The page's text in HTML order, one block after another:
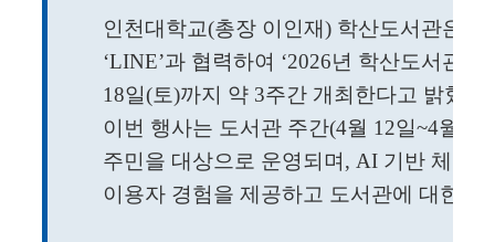
인천대학교(총장 이인재) 학산도서관은
‘LINE’과 협력하여 ‘2026년 학산도서관
18일(토)까지 약 3주간 개최한다고 밝혔다.
이번 행사는 도서관 주간(4월 12일~4월
주민을 대상으로 운영되며, AI 기반 체험
이용자 경험을 제공하고 도서관에 대한